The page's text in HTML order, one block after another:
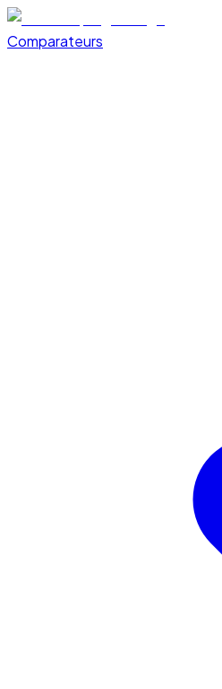
Comparateurs